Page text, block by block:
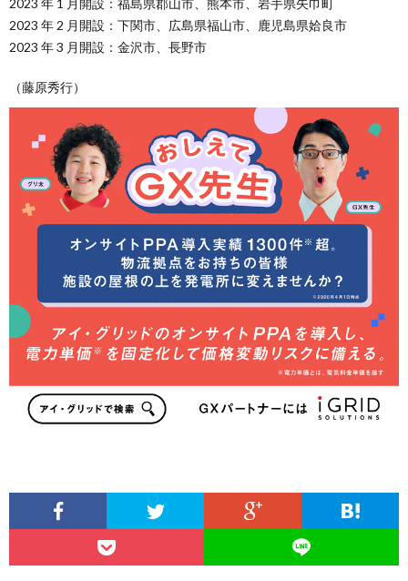
2023 年 2 月開設：下関市、広島県福山市、鹿児島県姶良市
2023 年 3 月開設：金沢市、長野市
（藤原秀行）